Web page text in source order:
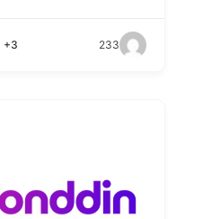
+3 233